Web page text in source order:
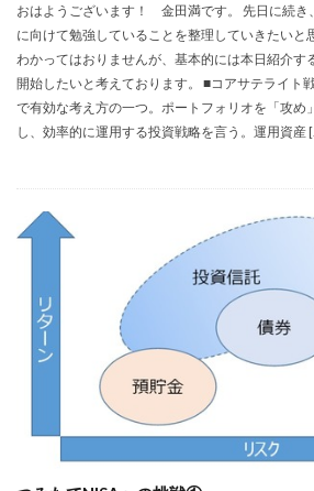
おはようございます！ 金田満です。 先日に続き
に向けて勉強していることを整理していきたいと
わかってはおりませんが、基本的には本日紹介す
開始したいと考えております。 ■コアサテライト
で有効な考え方の一つ。ポートフォリオを「攻め
し、効率的に運用する投資戦略を言う。運用資産